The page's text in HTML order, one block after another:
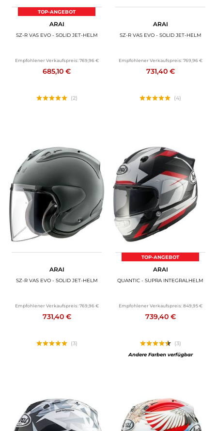
TOP-ANGEBOT
ARAI
SZ-R VAS EVO - SOLID JET-HELM
Empfohlener Verkaufspreis: 769,96 €
685,10 €
(2)
ARAI
SZ-R VAS EVO - SOLID JET-HELM
Empfohlener Verkaufspreis: 769,96 €
731,40 €
(4)
ARAI
SZ-R VAS EVO - SOLID JET-HELM
Empfohlener Verkaufspreis: 769,96 €
731,40 €
(3)
TOP-ANGEBOT
ARAI
QUANTIC - SUPRA INTEGRALHELM
Empfohlener Verkaufspreis: 849,95 €
739,40 €
(3)
Andere Farben verfügbar